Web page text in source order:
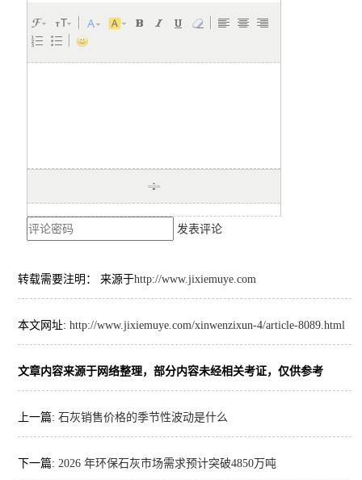
发表评论
转载需要注明： 来源于http://www.jixiemuye.com
本文网址: http://www.jixiemuye.com/xinwenzixun-4/article-8089.html
文章内容来源于网络整理，部分内容未经相关考证，仅供参考
上一篇: 石灰销售价格的季节性波动是什么
下一篇: 2026 年环保石灰市场需求预计突破4850万吨